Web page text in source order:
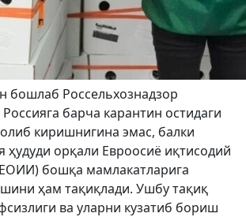
бошлаб Россельхознадзор
барча карантин остидаги
киришнигина эмас, балки
ҳудуди орқали Евроосиё иқтисодий
бошқа мамлакатларига
ҳам тақиқлади. Ушбу тақиқ
ва уларни кузатиб бориш